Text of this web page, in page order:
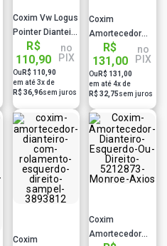
Coxim Vw Logus
Pointer Dianteiro
Esquerdo Ou
Direito Monroe
Axios 0210636
R$
110,90
no
PIX
Ou R$ 110,90
em até 3x de
R$ 36,96sem juros
Coxim
Amortecedor
Dianteiro Com
Rolamento
Esquerdo Ou
Direito 8242B
Sampel
R$
131,00
no
PIX
Ou R$ 131,00
em até 4x de
R$ 32,75sem juros
Coxim
Coxim
Amortecedor